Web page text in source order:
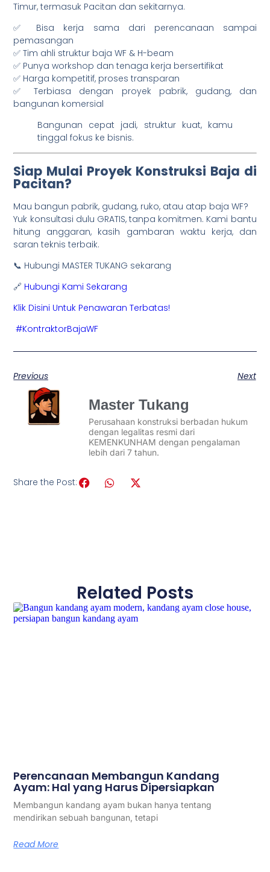
Timur, termasuk Pacitan dan sekitarnya.
✅ Bisa kerja sama dari perencanaan sampai
pemasangan
✅ Tim ahli struktur baja WF & H-beam
✅ Punya workshop dan tenaga kerja bersertifikat
✅ Harga kompetitif, proses transparan
✅ Terbiasa dengan proyek pabrik, gudang, dan
bangunan komersial
Bangunan cepat jadi, struktur kuat, kamu
tinggal fokus ke bisnis.
Siap Mulai Proyek Konstruksi Baja di
Pacitan?
Mau bangun pabrik, gudang, ruko, atau atap baja WF?
Yuk konsultasi dulu GRATIS, tanpa komitmen. Kami bantu
hitung anggaran, kasih gambaran waktu kerja, dan
saran teknis terbaik.
📞 Hubungi MASTER TUKANG sekarang
🔗 Hubungi Kami Sekarang
Klik Disini Untuk Penawaran Terbatas!
#KontraktorBajaWF
Previous Next
Master Tukang
Perusahaan konstruksi berbadan hukum
dengan legalitas resmi dari
KEMENKUNHAM dengan pengalaman
lebih dari 7 tahun.
Share the Post:
Related Posts
Perencanaan Membangun Kandang
Ayam: Hal yang Harus Dipersiapkan
Membangun kandang ayam bukan hanya tentang
mendirikan sebuah bangunan, tetapi
Read More